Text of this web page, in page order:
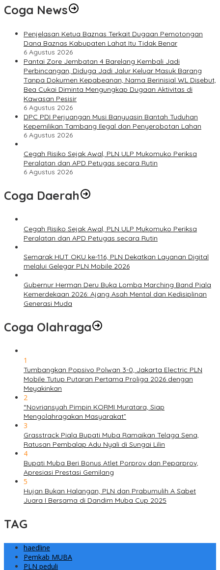
Coga News
Penjelasan Ketua Baznas Terkait Dugaan Pemotongan
Dana Baznas Kabupaten Lahat Itu Tidak Benar
6 Agustus 2026
Pantai Zore Jembatan 4 Barelang Kembali Jadi
Perbincangan, Diduga Jadi Jalur Keluar Masuk Barang
Tanpa Dokumen Kepabeanan, Nama Berinisial WL Disebut,
Bea Cukai Diminta Mengungkap Dugaan Aktivitas di
Kawasan Pesisir
6 Agustus 2026
DPC PDI Perjuangan Musi Banyuasin Bantah Tuduhan
Kepemilikan Tambang Ilegal dan Penyerobotan Lahan
6 Agustus 2026
Cegah Risiko Sejak Awal, PLN ULP Mukomuko Periksa
Peralatan dan APD Petugas secara Rutin
6 Agustus 2026
Coga Daerah
Cegah Risiko Sejak Awal, PLN ULP Mukomuko Periksa
Peralatan dan APD Petugas secara Rutin
Semarak HUT OKU ke-116, PLN Dekatkan Layanan Digital
melalui Gelegar PLN Mobile 2026
Gubernur Herman Deru Buka Lomba Marching Band Piala
Kemerdekaan 2026: Ajang Asah Mental dan Kedisiplinan
Generasi Muda
Coga Olahraga
1
Tumbangkan Popsivo Polwan 3-0, Jakarta Electric PLN
Mobile Tutup Putaran Pertama Proliga 2026 dengan
Meyakinkan
2
“Novriansyah Pimpin KORMI Muratara, Siap
Mengolahragakan Masyarakat”
3
Grasstrack Piala Bupati Muba Ramaikan Telaga Sena,
Ratusan Pembalap Adu Nyali di Sungai Lilin
4
Bupati Muba Beri Bonus Atlet Porprov dan Peparprov,
Apresiasi Prestasi Gemilang
5
Hujan Bukan Halangan, PLN dan Prabumulih A Sabet
Juara I Bersama di Dandim Muba Cup 2025
TAG
haedline
Pemkab MUBA
PLN peduli